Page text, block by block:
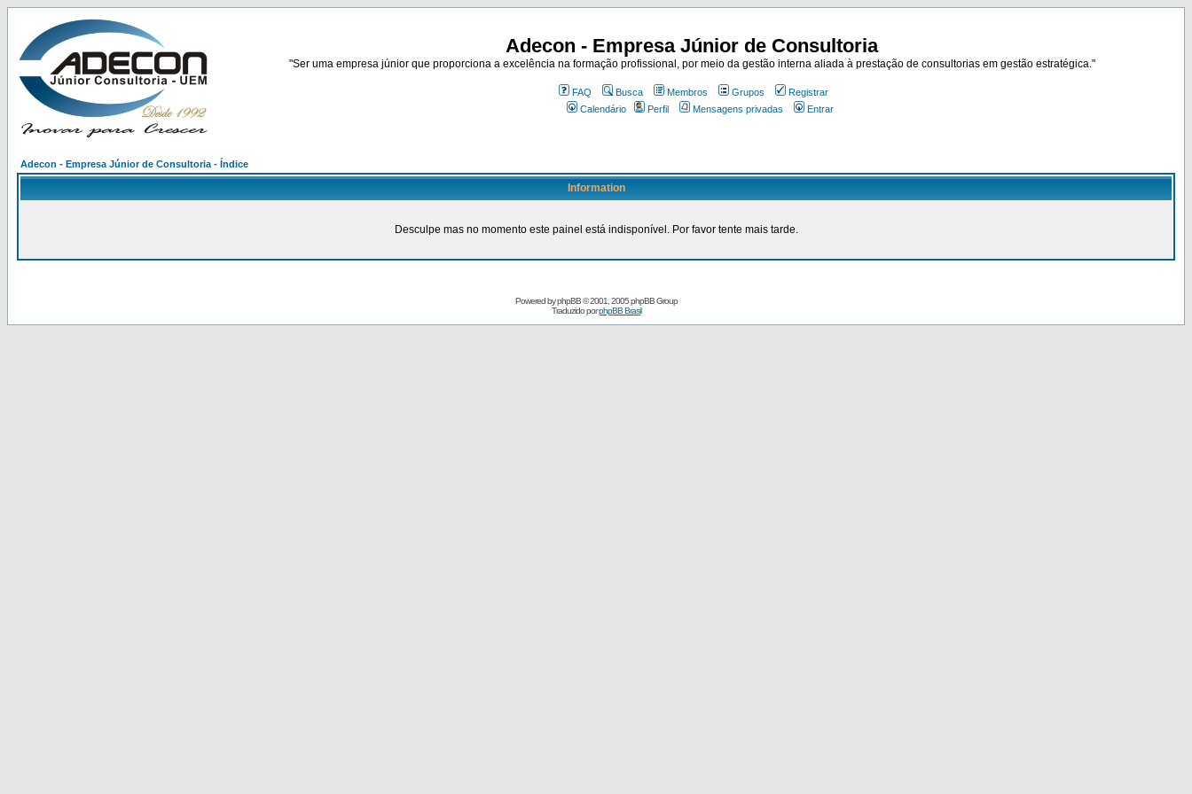
Adecon - Empresa Júnior de Consultoria
"Ser uma empresa júnior que proporciona a excelência na formação profissional, por meio da gestão interna aliada à prestação de consultorias em gestão estratégica."
FAQ Busca Membros Grupos
Registrar
Calendário
Perfil Mensagens privadas Entrar
Adecon - Empresa Júnior de Consultoria - Índice
Information
Desculpe mas no momento este painel está indisponível. Por favor tente mais tarde.
Powered byphpBB© 2001, 2005 phpBB Group
Traduzido porphpBB Brasil